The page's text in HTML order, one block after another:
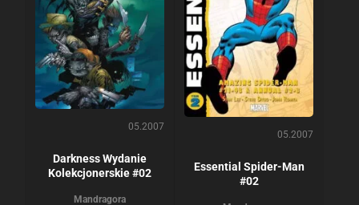
05.2007
Darkness Wydanie
Kolekcjonerskie #02
Mandragora
05.2007
Essential Spider-Man
#02